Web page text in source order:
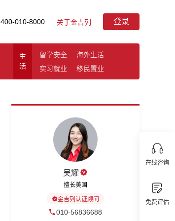
400-010-8000 关于金吉列 登录
生
活
留学安全
海外生活
实习就业
移民置业
在线咨询
免费评估
吴耀
擅长美国
金吉列认证顾问
010-56836688